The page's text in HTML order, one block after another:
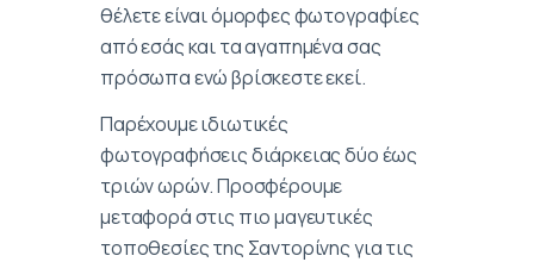
θέλετε είναι όμορφες φωτογραφίες
από εσάς και τα αγαπημένα σας
πρόσωπα ενώ βρίσκεστε εκεί.
Παρέχουμε ιδιωτικές
φωτογραφήσεις διάρκειας δύο έως
τριών ωρών. Προσφέρουμε
μεταφορά στις πιο μαγευτικές
τοποθεσίες της Σαντορίνης για τις